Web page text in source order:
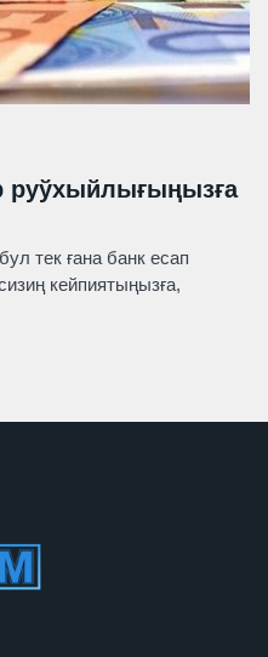
руўхыйлығыңызға
тек ғана банк есап
кейпиятыңызға,